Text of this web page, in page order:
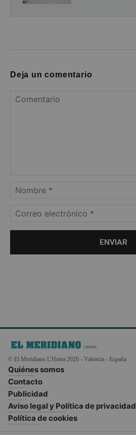
Deja un comentario
© El Meridiano L'Horta 2026 - Valencia - España
Quiénes somos
Contacto
Publicidad
Aviso legal y Política de privacidad
Política de cookies